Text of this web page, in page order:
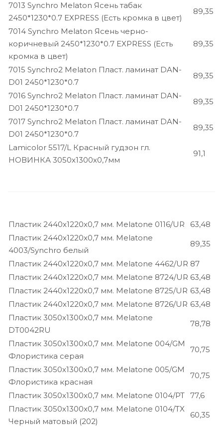
7013 Synchro Melaton Ясень табак
2450*1230*0.7 EXPRESS (Есть кромка в цвет)
89,35
7014 Synchro Melaton Ясень черно-
коричневый 2450*1230*0.7 EXPRESS (Есть
кромка в цвет)
89,35
7015 Synchro2 Melaton Пласт. ламинат DAN-
D01 2450*1230*0.7
89,35
7016 Synchro2 Melaton Пласт. ламинат DAN-
D01 2450*1230*0.7
89,35
7017 Synchro2 Melaton Пласт. ламинат DAN-
D01 2450*1230*0.7
89,35
Lamicolor 5517/L Красный гудзон гл.
НОВИНКА 3050х1300х0,7мм
91,1
Пластик 2440х1220х0,7 мм. Melatone 0116/UR
63,48
Пластик 2440х1220х0,7 мм. Melatone
4003/Synchro белый
89,35
Пластик 2440х1220х0,7 мм. Melatone 4462/UR 87
Пластик 2440х1220х0,7 мм. Melatone 8724/UR 63,48
Пластик 2440х1220х0,7 мм. Melatone 8725/UR 63,48
Пластик 2440х1220х0,7 мм. Melatone 8726/UR 63,48
Пластик 3050х1300х0,7 мм. Melatone
DT0042RU
78,78
Пластик 3050х1300х0,7 мм. Melatone 004/GМ
Флористика серая
70,75
Пластик 3050х1300х0,7 мм. Melatone 005/GM
Флористика красная
70,75
Пластик 3050х1300х0,7 мм. Melatone 0104/PT
77,6
Пластик 3050х1300х0,7 мм. Melatone 0104/TX
Черный матовый (202)
60,35